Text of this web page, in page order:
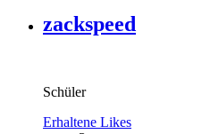
zackspeed
Schüler
Erhaltene Likes